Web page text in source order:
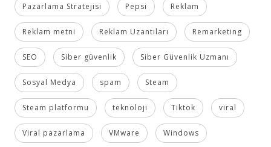
Pazarlama Stratejisi Pepsi Reklam
Reklam metni Reklam Uzantıları Remarketing
SEO Siber güvenlik Siber Güvenlik Uzmanı
Sosyal Medya spam Steam
Steam platformu teknoloji Tiktok viral
Viral pazarlama VMware Windows